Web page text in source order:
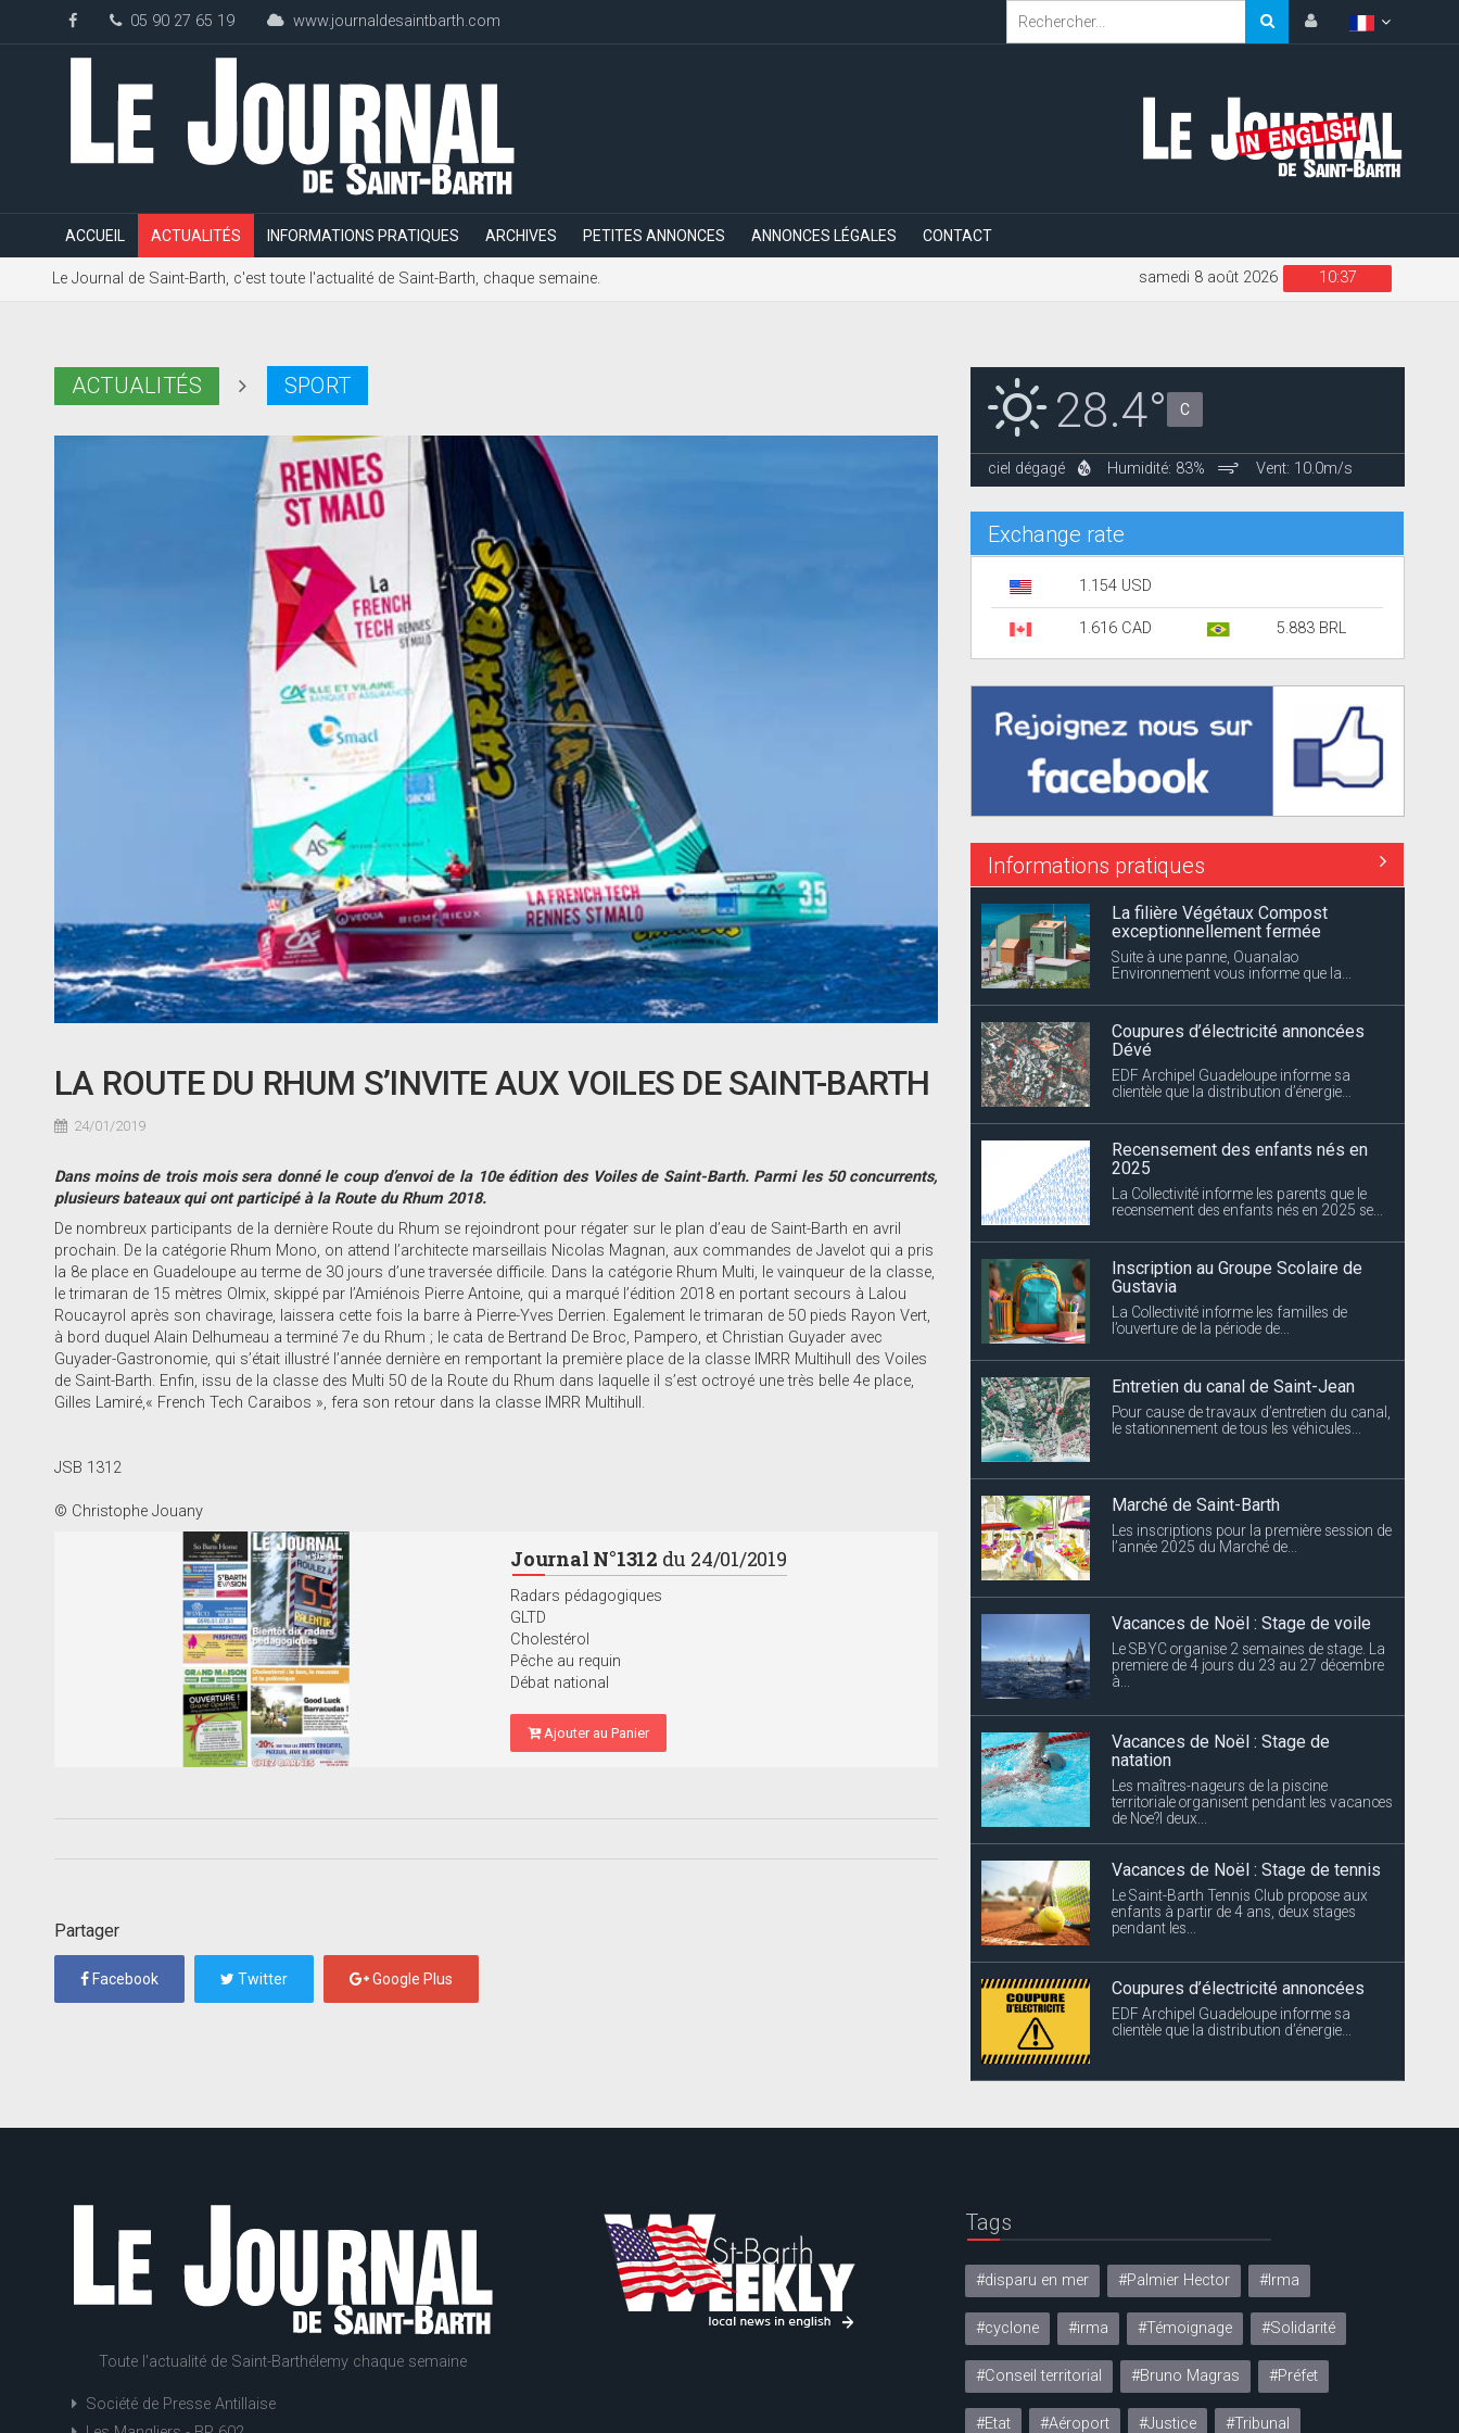
05 90 27 65 19 www.journaldesaintbarth.com
ACCUEIL ACTUALITÉS INFORMATIONS PRATIQUES ARCHIVES PETITES ANNONCES ANNONCES LÉGALES CONTACT
Le Journal de Saint-Barth, c'est toute l'actualité de Saint-Barth, chaque semaine. 10:37
samedi 8 août 2026
ACTUALITÉS SPORT
LA ROUTE DU RHUM S’INVITE AUX VOILES DE SAINT-BARTH
24/01/2019
Dans moins de trois mois sera donné le coup d’envoi de la 10e édition des Voiles de Saint-Barth. Parmi les 50 concurrents,
plusieurs bateaux qui ont participé à la Route du Rhum 2018.
De nombreux participants de la dernière Route du Rhum se rejoindront pour régater sur le plan d’eau de Saint-Barth en avril
prochain. De la catégorie Rhum Mono, on attend l’architecte marseillais Nicolas Magnan, aux commandes de Javelot qui a pris
la 8e place en Guadeloupe au terme de 30 jours d’une traversée difficile. Dans la catégorie Rhum Multi, le vainqueur de la classe,
le trimaran de 15 mètres Olmix, skippé par l’Amiénois Pierre Antoine, qui a marqué l’édition 2018 en portant secours à Lalou
Roucayrol après son chavirage, laissera cette fois la barre à Pierre-Yves Derrien. Egalement le trimaran de 50 pieds Rayon Vert,
à bord duquel Alain Delhumeau a terminé 7e du Rhum ; le cata de Bertrand De Broc, Pampero, et Christian Guyader avec
Guyader-Gastronomie, qui s’était illustré l’année dernière en remportant la première place de la classe IMRR Multihull des Voiles
de Saint-Barth. Enfin, issu de la classe des Multi 50 de la Route du Rhum dans laquelle il s’est octroyé une très belle 4e place,
Gilles Lamiré,« French Tech Caraibos », fera son retour dans la classe IMRR Multihull.
JSB 1312
© Christophe Jouany
Journal N°1312 du 24/01/2019
Radars pédagogiques
GLTD
Cholestérol
Pêche au requin
Débat national
Ajouter au Panier
Partager
Facebook Twitter Google Plus
28.4° C
ciel dégagé Humidité: 83% Vent: 10.0m/s
Exchange rate
1.154 USD
1.616 CAD 5.883 BRL
Informations pratiques
La filière Végétaux Compost
exceptionnellement fermée
Suite à une panne, Ouanalao
Environnement vous informe que la...
Coupures d’électricité annoncées
Dévé
EDF Archipel Guadeloupe informe sa
clientèle que la distribution d’énergie...
Recensement des enfants nés en
2025
La Collectivité informe les parents que le
recensement des enfants nés en 2025 se...
Inscription au Groupe Scolaire de
Gustavia
La Collectivité informe les familles de
l’ouverture de la période de...
Entretien du canal de Saint-Jean
Pour cause de travaux d’entretien du canal,
le stationnement de tous les véhicules...
Marché de Saint-Barth
Les inscriptions pour la première session de
l’année 2025 du Marché de...
Vacances de Noël : Stage de voile
Le SBYC organise 2 semaines de stage. La
premiere de 4 jours du 23 au 27 décembre
à...
Vacances de Noël : Stage de
natation
Les maîtres-nageurs de la piscine
territoriale organisent pendant les vacances
de Noe?l deux...
Vacances de Noël : Stage de tennis
Le Saint-Barth Tennis Club propose aux
enfants à partir de 4 ans, deux stages
pendant les...
Coupures d’électricité annoncées
EDF Archipel Guadeloupe informe sa
clientèle que la distribution d’énergie...
Toute l'actualité de Saint-Barthélemy chaque semaine
Société de Presse Antillaise
Tags
#disparu en mer #Palmier Hector #Irma
#cyclone #irma #Témoignage #Solidarité
#Conseil territorial #Bruno Magras #Préfet
#Etat #Aéroport #Justice #Tribunal